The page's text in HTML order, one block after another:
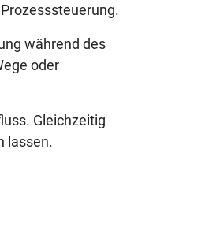
während des
oder
Gleichzeitig
lassen.